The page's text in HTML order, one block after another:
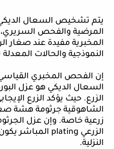
يتم تشخيص السعال الديكي
المرضية والفحص
المخبرية مفيدة عند صغار
النموذجية والحالات المعدلة
إن الفحص المخبري
السعال الديكي هو عزل
الزرع. حيث يؤكد الزرع
الشاهوقية جرثومة هشة
زرعية خاصة. وإن عزل
الزرعي plating المباشر
النزلية.